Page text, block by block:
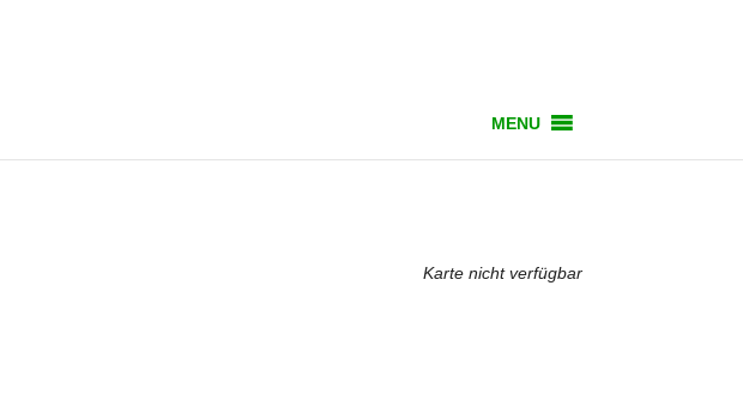
MENU
Karte nicht verfügbar